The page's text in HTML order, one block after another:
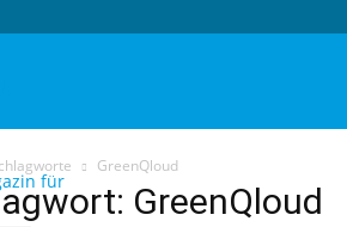
GreenQloud
GreenQloud